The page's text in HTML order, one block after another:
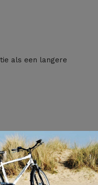
als een langere
warme sfeer. Daarnaast